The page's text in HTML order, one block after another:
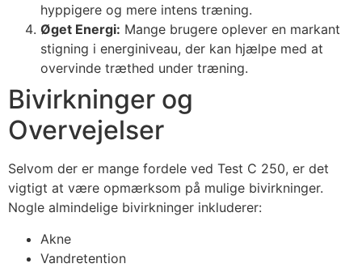
hyppigere og mere intens træning.
Øget Energi: Mange brugere oplever en markant
stigning i energiniveau, der kan hjælpe med at
overvinde træthed under træning.
Bivirkninger og
Overvejelser
Selvom der er mange fordele ved Test C 250, er det
vigtigt at være opmærksom på mulige bivirkninger.
Nogle almindelige bivirkninger inkluderer:
Akne
Vandretention